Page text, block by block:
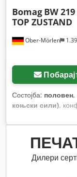
Ober-Mörlen
Bomag BW
TOP ZUSTAND
Состојба: половен,
коњски сили),
Дилери